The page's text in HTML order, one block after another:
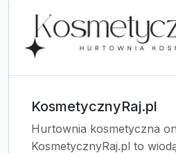
KosmetycznyRaj.pl
Hurtownia kosmetyczna
KosmetycznyRaj.pl to